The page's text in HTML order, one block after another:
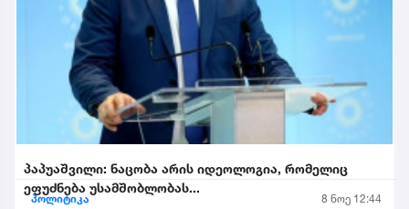
პაპუაშვილი: ნაცობა არის იდეოლოგია, რომელიც
ეფუძნება უსამშობლობას...
პოლიტიკა 8 ნოე 12:44